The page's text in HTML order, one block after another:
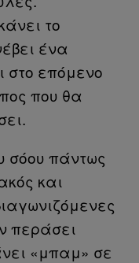
το
ένα
στο επόμενο
που θα
σόου πάντως
και
περάσει
«μπαμ» σε